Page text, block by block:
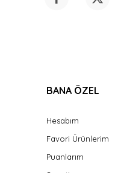
BANA ÖZEL
Hesabım
Favori Ürünlerim
Puanlarım